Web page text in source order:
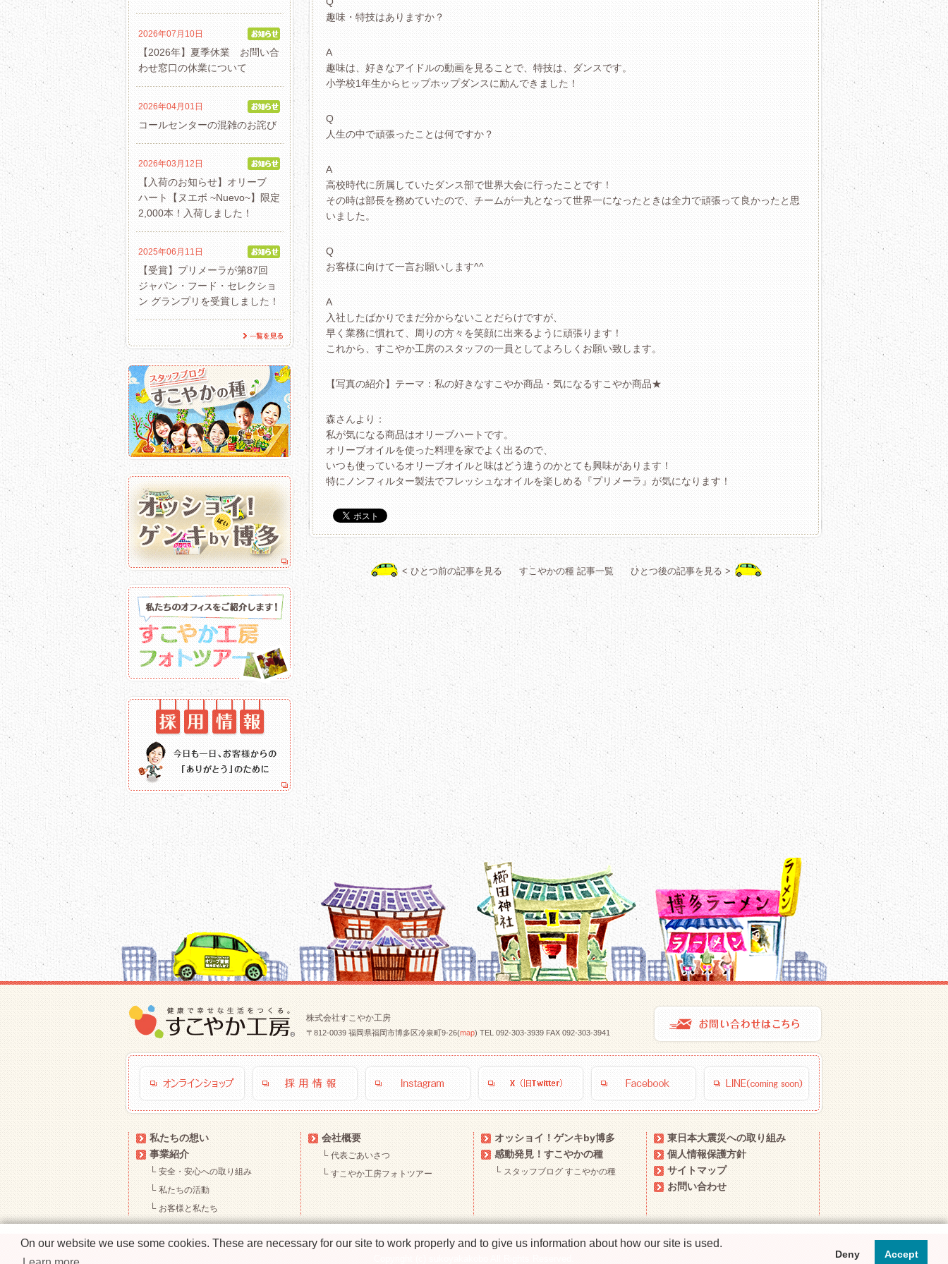
趣味・特技はありますか？
A
趣味は、好きなアイドルの動画を見ることで、特技は、ダンスです。
小学校1年生からヒップホップダンスに励んできました！
Q
人生の中で頑張ったことは何ですか？
A
高校時代に所属していたダンス部で世界大会に行ったことです！
その時は部長を務めていたので、チームが一丸となって世界一になったときは全力で頑張って良かったと思
いました。
Q
お客様に向けて一言お願いします^^
A
入社したばかりでまだ分からないことだらけですが、
早く業務に慣れて、周りの方々を笑顔に出来るように頑張ります！
これから、すこやか工房のスタッフの一員としてよろしくお願い致します。
【写真の紹介】テーマ：私の好きなすこやか商品・気になるすこやか商品★
森さんより：
私が気になる商品はオリーブハートです。
オリーブオイルを使った料理を家でよく出るので、
いつも使っているオリーブオイルと味はどう違うのかとても興味があります！
特にノンフィルター製法でフレッシュなオイルを楽しめる『プリメーラ』が気になります！
< ひとつ前の記事を見る すこやかの種 記事一覧 ひとつ後の記事を見る >
2026年07月10日
【2026年】夏季休業 お問い合
わせ窓口の休業について
2026年04月01日
コールセンターの混雑のお詫び
2026年03月12日
【入荷のお知らせ】オリーブ
ハート【ヌエボ ~Nuevo~】限定
2,000本！入荷しました！
2025年06月11日
【受賞】プリメーラが第87回
ジャパン・フード・セレクショ
ン グランプリを受賞しました！
株式会社すこやか工房
〒812-0039 福岡県福岡市博多区冷泉町9-26(map) TEL 092-303-3939 FAX 092-303-3941
私たちの想い
事業紹介
└ 安全・安心への取り組み
└ 私たちの活動
└ お客様と私たち
会社概要
└ 代表ごあいさつ
└ すこやか工房フォトツアー
オッショイ！ゲンキby博多
感動発見！すこやかの種
└ スタッフブログ すこやかの種
東日本大震災への取り組み
個人情報保護方針
サイトマップ
お問い合わせ
On our website we use some cookies. These are necessary for our site to work properly and to give us information about how our site is used.
Deny Accept